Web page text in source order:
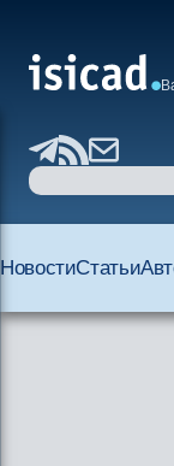
НовостиСтатьи